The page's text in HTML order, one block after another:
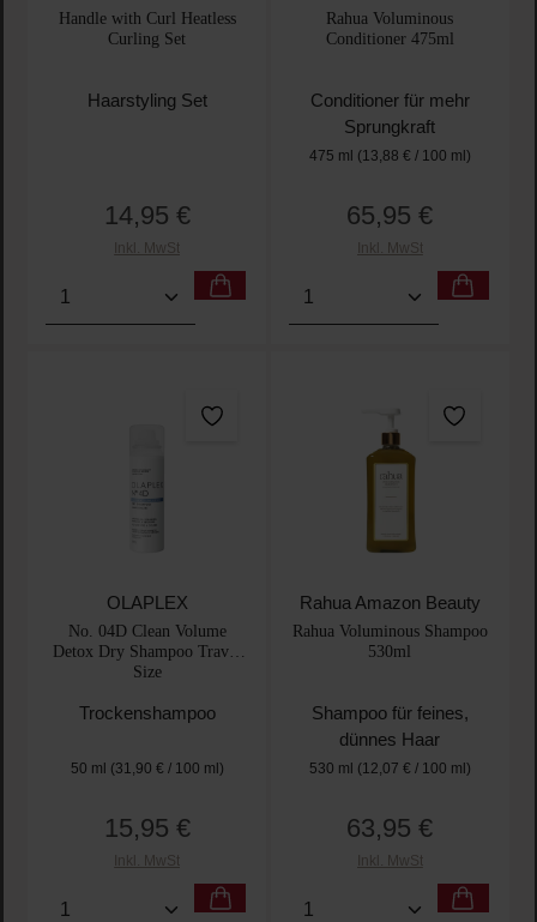
Handle with Curl Heatless
Curling Set
Haarstyling Set
Regulärer Preis:
14,95 €
Inkl. MwSt
Produkt Anzahl: Gib den gewünschten Wert ein
Rahua Voluminous
Conditioner 475ml
Conditioner für mehr
Sprungkraft
475 ml (13,88 € / 100 ml)
Regulärer Preis:
65,95 €
Inkl. MwSt
Produkt Anzahl: Gib
OLAPLEX
No. 04D Clean Volume
Detox Dry Shampoo Travel
Size
Trockenshampoo
50 ml (31,90 € / 100 ml)
Regulärer Preis:
15,95 €
Inkl. MwSt
Produkt Anzahl: Gib den gewünschten Wert ein
Rahua Amazon Beauty
Rahua Voluminous Shampoo
530ml
Shampoo für feines,
dünnes Haar
530 ml (12,07 € / 100 ml)
Regulärer Preis:
63,95 €
Inkl. MwSt
Produkt Anzahl: Gib